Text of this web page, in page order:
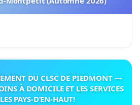
DU CLSC DE PIEDMONT —
À DOMICILE ET LES SERVICES
PAYS-D’EN-HAUT!